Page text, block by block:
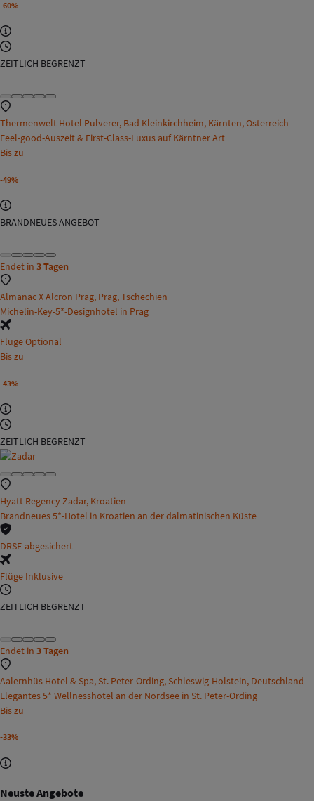
-60%
ZEITLICH BEGRENZT
Thermenwelt Hotel Pulverer, Bad Kleinkirchheim, Kärnten, Österreich
Feel-good-Auszeit & First-Class-Luxus auf Kärntner Art
Bis zu
-49%
BRANDNEUES ANGEBOT
Endet in 3 Tagen
Almanac X Alcron Prag, Prag, Tschechien
Michelin-Key-5*-Designhotel in Prag
Flüge Optional
Bis zu
-43%
ZEITLICH BEGRENZT
Hyatt Regency Zadar, Kroatien
Brandneues 5*-Hotel in Kroatien an der dalmatinischen Küste
DRSF-abgesichert
Flüge Inklusive
ZEITLICH BEGRENZT
Endet in 3 Tagen
Aalernhüs Hotel & Spa, St. Peter-Ording, Schleswig-Holstein, Deutschland
Elegantes 5* Wellnesshotel an der Nordsee in St. Peter-Ording
Bis zu
-33%
Neuste Angebote